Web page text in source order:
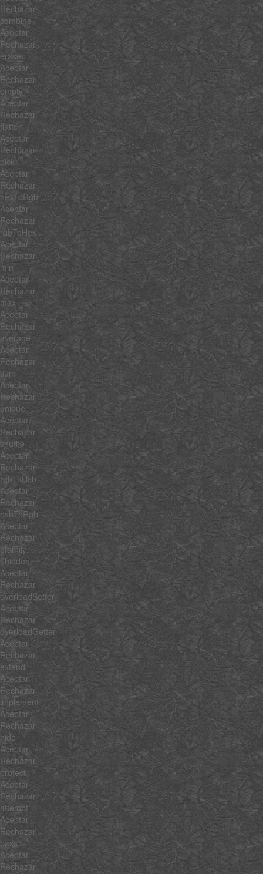
Rechazar
combine
Aceptar
Rechazar
erase
Aceptar
Rechazar
empty
Aceptar
Rechazar
flatten
Aceptar
Rechazar
pick
Aceptar
Rechazar
hexToRgb
Aceptar
Rechazar
rgbToHex
Aceptar
Rechazar
min
Aceptar
Rechazar
max
Aceptar
Rechazar
average
Aceptar
Rechazar
sum
Aceptar
Rechazar
unique
Aceptar
Rechazar
shuffle
Aceptar
Rechazar
rgbToHsb
Aceptar
Rechazar
hsbToRgb
Aceptar
Rechazar
$family
$hidden
Aceptar
Rechazar
overloadSetter
Aceptar
Rechazar
overloadGetter
Aceptar
Rechazar
extend
Aceptar
Rechazar
implement
Aceptar
Rechazar
hide
Aceptar
Rechazar
protect
Aceptar
Rechazar
attempt
Aceptar
Rechazar
pass
Aceptar
Rechazar